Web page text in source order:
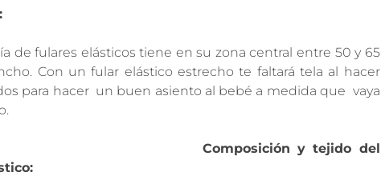
de fulares elásticos tiene en su zona central entre 50 y 65
Con un fular elástico estrecho te faltará tela al hacer
para hacer un buen asiento al bebé a medida que vaya
Composición y tejido del